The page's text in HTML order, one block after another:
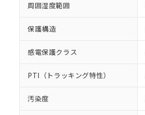
周囲湿度範囲
保護構造
感電保護クラス
PTI（トラッキング特性）
汚染度